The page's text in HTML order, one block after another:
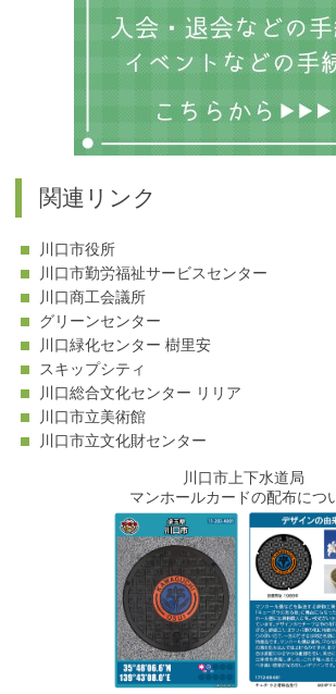
関連リンク
川口市役所
川口市勤労福祉サービスセンター
川口商工会議所
グリーンセンター
川口緑化センター 樹里安
スキップシティ
川口総合文化センター リリア
川口市立美術館
川口市立文化財センター
川口市上下水道局
マンホールカードの配布につ